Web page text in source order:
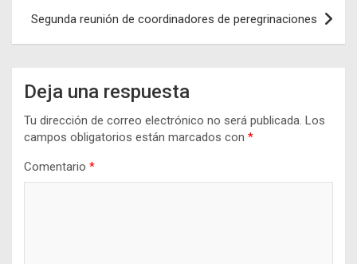
entradas
Segunda reunión de coordinadores de peregrinaciones
Deja una respuesta
Tu dirección de correo electrónico no será publicada. Los
campos obligatorios están marcados con *
Comentario *